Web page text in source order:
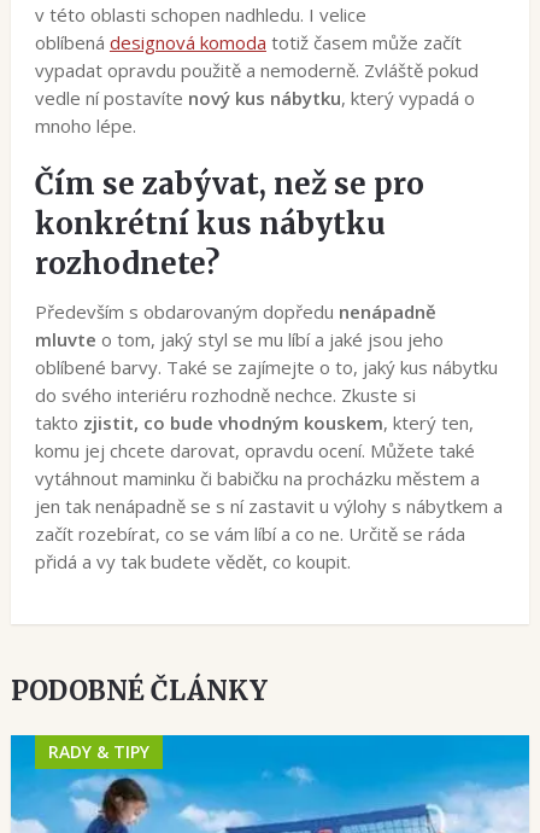
v této oblasti schopen nadhledu. I velice
oblíbená designová komoda totiž časem může začít
vypadat opravdu použitě a nemoderně. Zvláště pokud
vedle ní postavíte nový kus nábytku, který vypadá o
mnoho lépe.
Čím se zabývat, než se pro
konkrétní kus nábytku
rozhodnete?
Především s obdarovaným dopředu nenápadně
mluvte o tom, jaký styl se mu líbí a jaké jsou jeho
oblíbené barvy. Také se zajímejte o to, jaký kus nábytku
do svého interiéru rozhodně nechce. Zkuste si
takto zjistit, co bude vhodným kouskem, který ten,
komu jej chcete darovat, opravdu ocení. Můžete také
vytáhnout maminku či babičku na procházku městem a
jen tak nenápadně se s ní zastavit u výlohy s nábytkem a
začít rozebírat, co se vám líbí a co ne. Určitě se ráda
přidá a vy tak budete vědět, co koupit.
PODOBNÉ ČLÁNKY
RADY & TIPY